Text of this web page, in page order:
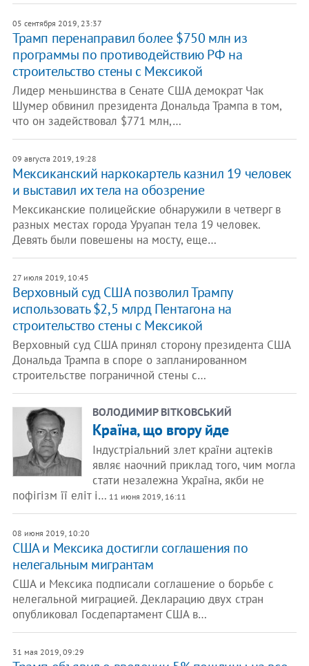
05 сентября 2019, 23:37
Трамп перенаправил более $750 млн из
программы по противодействию РФ на
строительство стены с Мексикой
Лидер меньшинства в Сенате США демократ Чак
Шумер обвинил президента Дональда Трампа в том,
что он задействовал $771 млн,…
09 августа 2019, 19:28
Мексиканский наркокартель казнил 19 человек
и выставил их тела на обозрение
Мексиканские полицейские обнаружили в четверг в
разных местах города Уруапан тела 19 человек.
Девять были повешены на мосту, еще…
27 июля 2019, 10:45
Верховный суд США позволил Трампу
использовать $2,5 млрд Пентагона на
строительство стены с Мексикой
Верховный суд США принял сторону президента США
Дональда Трампа в споре о запланированном
строительстве пограничной стены с…
ВОЛОДИМИР ВІТКОВСЬКИЙ
Країна, що вгору йде
Індустріальний злет країни ацтеків
являє наочний приклад того, чим могла
стати незалежна Україна, якби не
пофігізм її еліт і… 11 июня 2019, 16:11
08 июня 2019, 10:20
США и Мексика достигли соглашения по
нелегальным мигрантам
США и Мексика подписали соглашение о борьбе с
нелегальной миграцией. Декларацию двух стран
опубликовал Госдепартамент США в…
31 мая 2019, 09:29